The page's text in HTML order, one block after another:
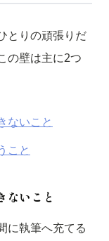
とりの頑張りだ
の壁は主に2つ
ないこと
こと
ないこと
に執筆へ充てる